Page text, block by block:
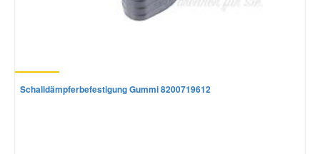
Schalldämpferbefestigung Gummi 8200719612
Mitsubishi Ersatzteile